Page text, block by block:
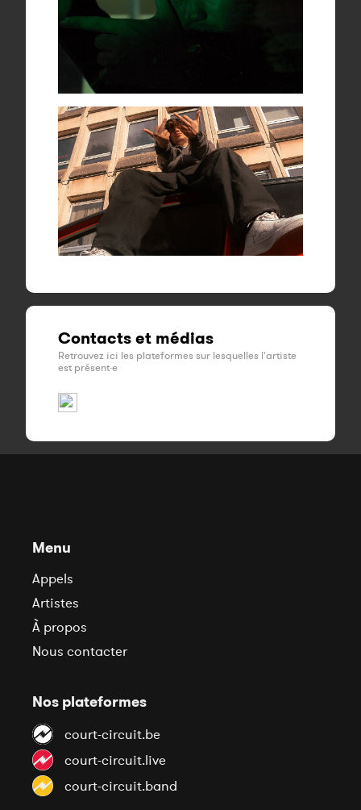
Contacts et médias
Retrouvez ici les plateformes sur lesquelles l'artiste
est présent·e
Menu
Appels
Artistes
À propos
Nous contacter
Nos plateformes
court-circuit.be
court-circuit.live
court-circuit.band